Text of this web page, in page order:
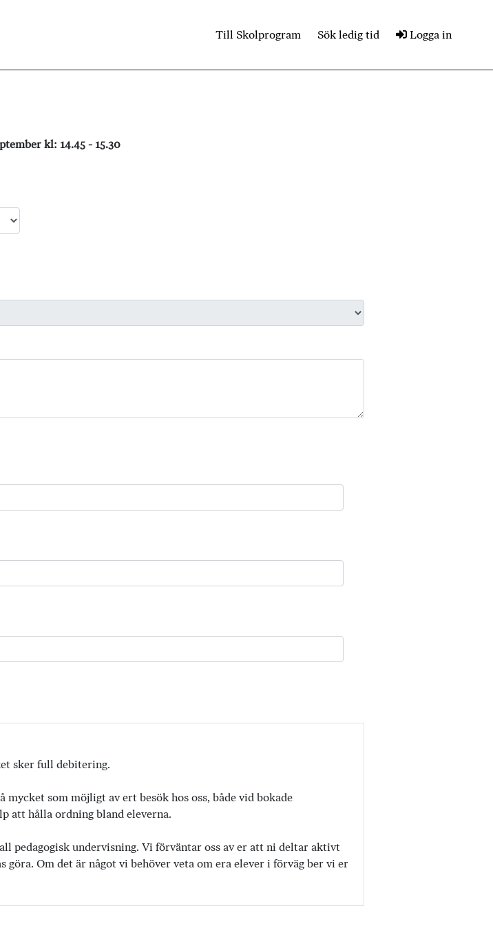
Till Skolprogram Sök ledig tid Logga in
kl: 14.45 - 15.30
sker full debitering.
som möjligt av ert besök hos oss, både vid bokade
att hålla ordning bland eleverna.
pedagogisk undervisning. Vi förväntar oss av er att ni deltar aktivt
Om det är något vi behöver veta om era elever i förväg ber vi er